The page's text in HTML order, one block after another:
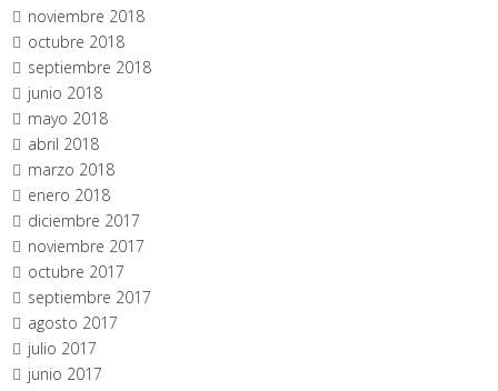
noviembre 2018
octubre 2018
septiembre 2018
junio 2018
mayo 2018
abril 2018
marzo 2018
enero 2018
diciembre 2017
noviembre 2017
octubre 2017
septiembre 2017
agosto 2017
julio 2017
junio 2017